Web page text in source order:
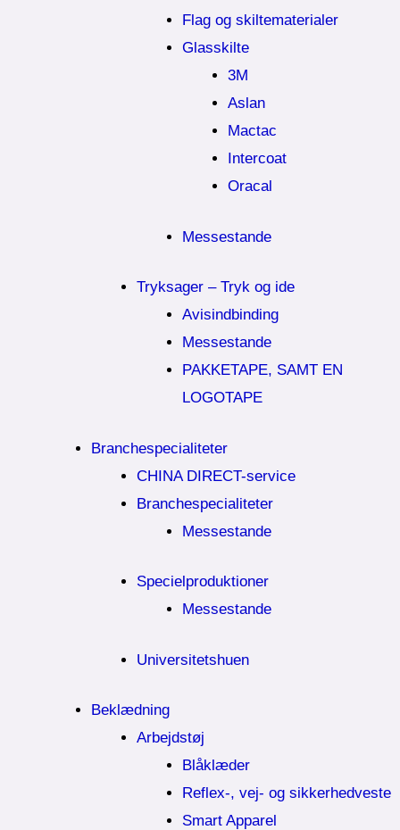
Flag og skiltematerialer
Glasskilte
3M
Aslan
Mactac
Intercoat
Oracal
Messestande
Tryksager – Tryk og ide
Avisindbinding
Messestande
PAKKETAPE, SAMT EN
LOGOTAPE
Branchespecialiteter
CHINA DIRECT-service
Branchespecialiteter
Messestande
Specielproduktioner
Messestande
Universitetshuen
Beklædning
Arbejdstøj
Blåklæder
Reflex-, vej- og sikkerhedveste
Smart Apparel